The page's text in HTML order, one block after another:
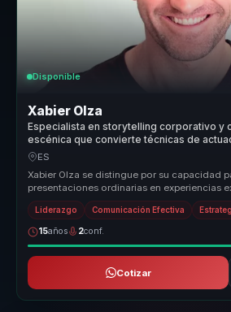
Disponible
Xabier Olza
Especialista en storytelling corporativo y
escénica que convierte técnicas de
presencia e influencia para líderes.
ES
Xabier Olza se distingue por su capacidad
presentaciones ordinarias en experiencias
enfoque único, b...
Liderazgo Comunicación Efectiva
15años 2conf.
Cotizar